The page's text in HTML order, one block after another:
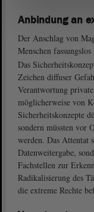
Anbindung an
Der Anschlag von
Menschen
Das
Zeichen diffuser
Verantwortung
möglicherweise von
Sicherheitskonzepte
sondern müssten vor
werden. Das Attentat
Datenweitergabe,
Fachstellen zur
Radikalisierung des
die extreme Rechte